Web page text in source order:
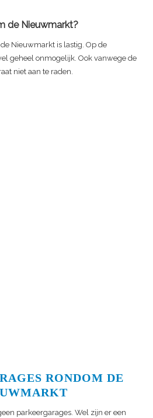
de Nieuwmarkt?
Nieuwmarkt is lastig. Op de
geheel onmogelijk. Ook vanwege de
niet aan te raden.
RONDOM DE
parkeergarages. Wel zijn er een